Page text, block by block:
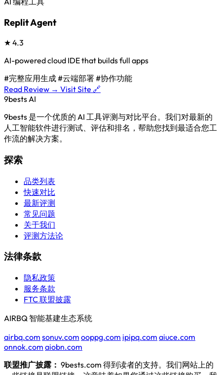
Replit Agent
★ 4.3
AI-powered cloud IDE that builds full apps
#完整应用生成#云端部署#协作功能
Read Review → Visit Site 🔗
9bestsAI
9bests 是一个优质的 AI 工具评测与对比平台。我们对最新的
人工智能软件进行测试、评估和排名，帮助您找到最适合您工
作流的解决方案。
探索
品类列表
快速对比
最新评测
常见问题
关于我们
评测方法论
法律条款
隐私政策
服务条款
FTC 联盟披露
AIRBQ 智能基建生态系统
airbq.com sonuv.com ooppg.com ipipq.com aiuce.com
onnok.com aiobn.com
联盟推广披露： 9bests.com 得到读者的支持。我们网站上的